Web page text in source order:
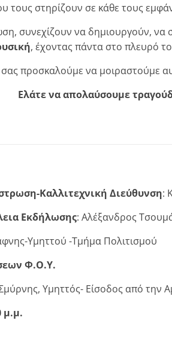
τους στηρίζουν σε κάθε τους
συνεχίζουν να δημιουργούν, να
, έχοντας πάντα στο πλευρό
προσκαλούμε να μοιραστούμε
Ελάτε να απολαύσουμε
Καλλιτεχνική Διεύθυνση:
Εκδήλωσης: Αλέξανδρος
Υμηττού -Τμήμα Πολιτισμού
Φ.Ο.Υ.
Υμηττός- Είσοδος από την
μ.μ.